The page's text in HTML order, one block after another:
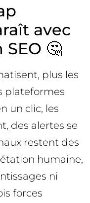
avec
🤔
plus les
plateformes
un clic, les
des alertes se
restent des
humaine,
ni
forces